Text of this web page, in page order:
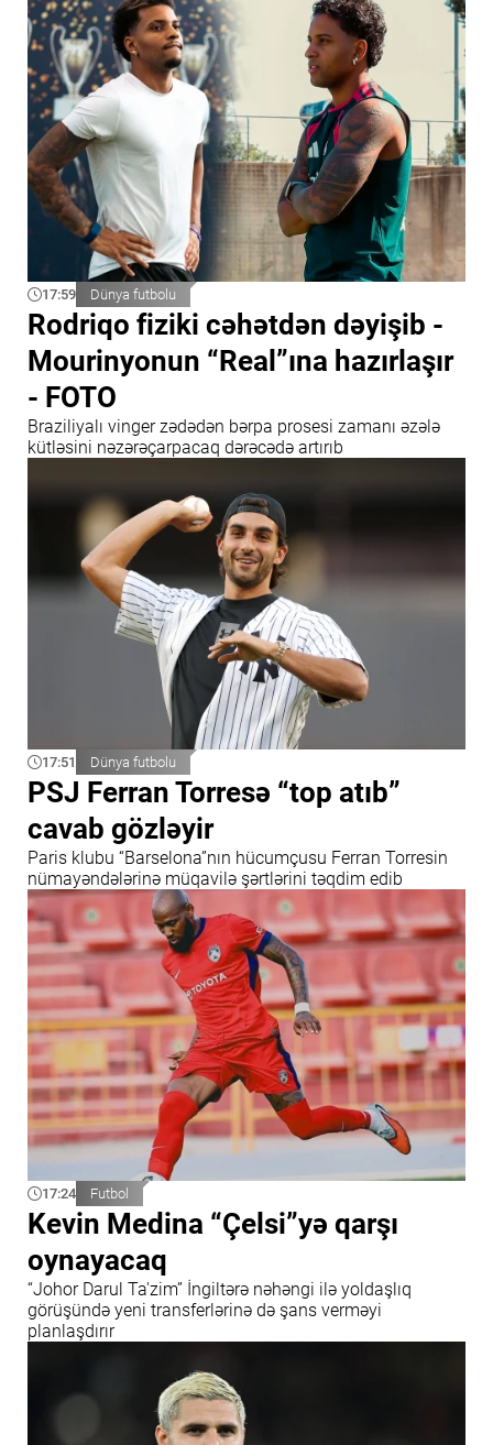
17:59 Dünya futbolu
Rodriqo fiziki cəhətdən dəyişib -
Mourinyonun “Real”ına hazırlaşır
- FOTO
Braziliyalı vinger zədədən bərpa prosesi zamanı əzələ
kütləsini nəzərəçarpacaq dərəcədə artırıb
17:51 Dünya futbolu
PSJ Ferran Torresə “top atıb”
cavab gözləyir
Paris klubu “Barselona”nın hücumçusu Ferran Torresin
nümayəndələrinə müqavilə şərtlərini təqdim edib
17:24 Futbol
Kevin Medina “Çelsi”yə qarşı
oynayacaq
“Johor Darul Ta'zim” İngiltərə nəhəngi ilə yoldaşlıq
görüşündə yeni transferlərinə də şans verməyi
planlaşdırır